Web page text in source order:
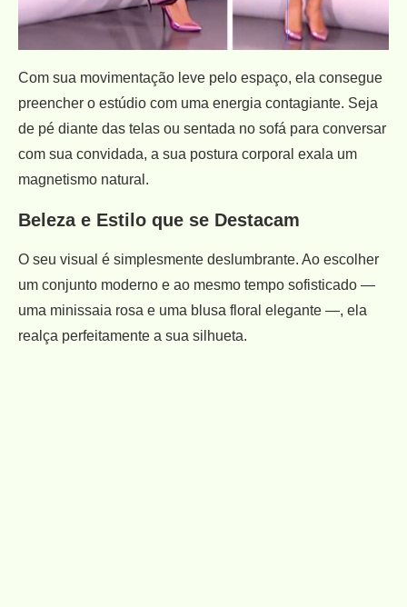
Com sua movimentação leve pelo espaço, ela consegue
preencher o estúdio com uma energia contagiante. Seja
de pé diante das telas ou sentada no sofá para conversar
com sua convidada, a sua postura corporal exala um
magnetismo natural.
Beleza e Estilo que se Destacam
O seu visual é simplesmente deslumbrante. Ao escolher
um conjunto moderno e ao mesmo tempo sofisticado —
uma minissaia rosa e uma blusa floral elegante —, ela
realça perfeitamente a sua silhueta.